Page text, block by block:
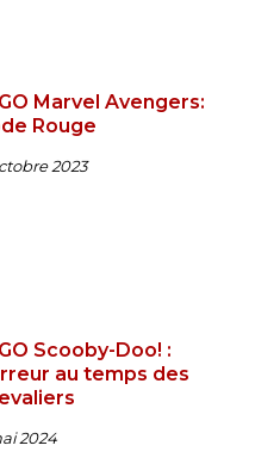
Marvel Avengers:
Rouge
2023
Scooby-Doo! :
au temps des
2024